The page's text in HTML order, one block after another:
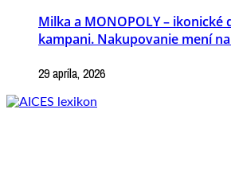
Milka a MONOPOLY – ikonické
kampani. Nakupovanie mení
29 apríla, 2026